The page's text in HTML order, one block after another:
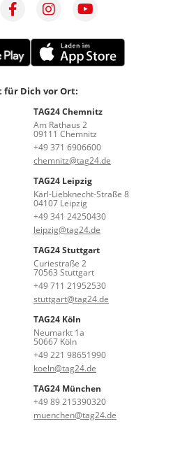
für Dich vor Ort:
TAG24 Chemnitz
Am Rathaus 2
09111 Chemnitz
+49 371 6906600
chemnitz@tag24.de
TAG24 Leipzig
Karl-Liebknecht-Straße 8
04107 Leipzig
+49 341 24250430
leipzig@tag24.de
TAG24 Stuttgart
Curiestraße 2
70563 Stuttgart
+49 711 21952530
stuttgart@tag24.de
TAG24 Köln
Neumarkt 1a
50667 Köln
+49 221 98651990
koeln@tag24.de
TAG24 München
+49 89 215390320
muenchen@tag24.de